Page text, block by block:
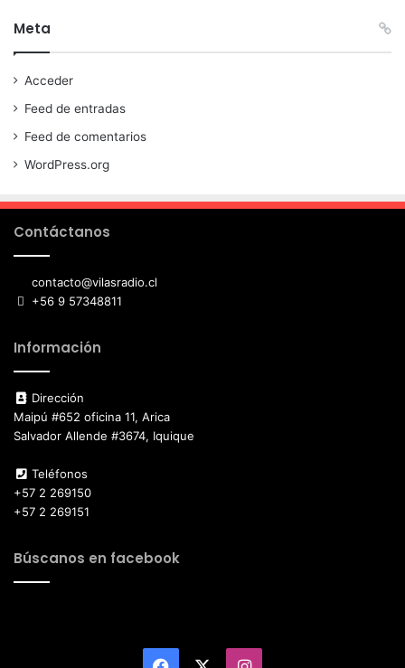
Meta
Acceder
Feed de entradas
Feed de comentarios
WordPress.org
Contáctanos
contacto@vilasradio.cl
+56 9 57348811
Información
Dirección
Maipú #652 oficina 11, Arica
Salvador Allende #3674, Iquique
Teléfonos
+57 2 269150
+57 2 269151
Búscanos en facebook